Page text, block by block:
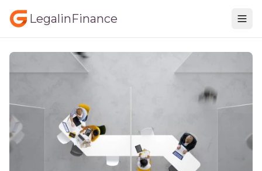
LegalinFinance